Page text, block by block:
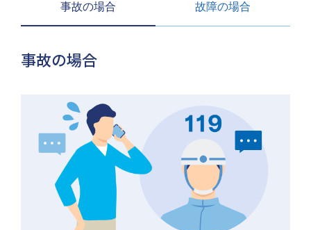
事故の場合 故障の場合
事故の場合